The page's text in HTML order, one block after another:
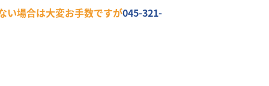
い場合は大変お手数ですが045-321-